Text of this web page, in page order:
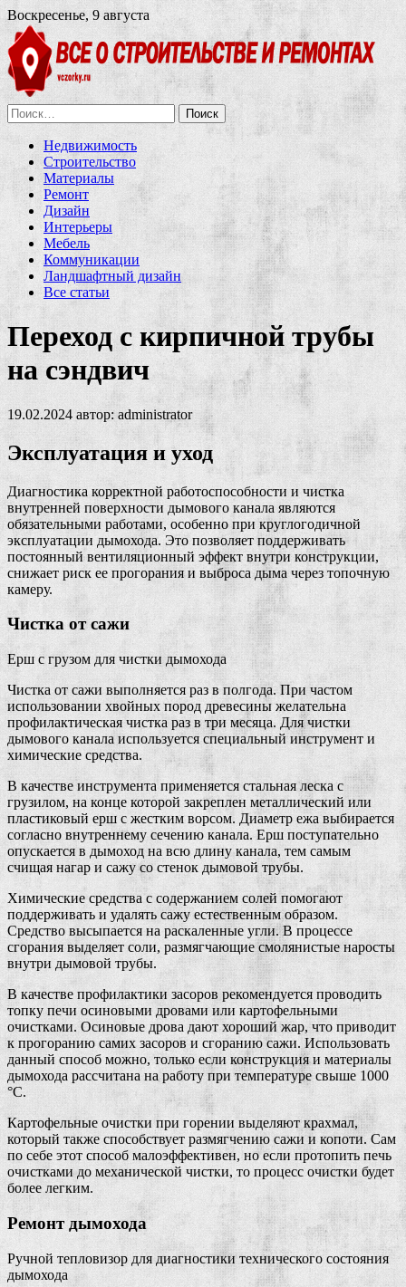
Воскресенье, 9 августа
Найти:
Недвижимость
Строительство
Материалы
Ремонт
Дизайн
Интерьеры
Мебель
Коммуникации
Ландшафтный дизайн
Все статьи
Переход с кирпичной трубы
на сэндвич
19.02.2024 автор:administrator
Эксплуатация и уход
Диагностика корректной работоспособности и чистка
внутренней поверхности дымового канала являются
обязательными работами, особенно при круглогодичной
эксплуатации дымохода. Это позволяет поддерживать
постоянный вентиляционный эффект внутри конструкции,
снижает риск ее прогорания и выброса дыма через топочную
камеру.
Чистка от сажи
Ерш с грузом для чистки дымохода
Чистка от сажи выполняется раз в полгода. При частом
использовании хвойных пород древесины желательна
профилактическая чистка раз в три месяца. Для чистки
дымового канала используется специальный инструмент и
химические средства.
В качестве инструмента применяется стальная леска с
грузилом, на конце которой закреплен металлический или
пластиковый ерш с жестким ворсом. Диаметр ежа выбирается
согласно внутреннему сечению канала. Ерш поступательно
опускается в дымоход на всю длину канала, тем самым
счищая нагар и сажу со стенок дымовой трубы.
Химические средства с содержанием солей помогают
поддерживать и удалять сажу естественным образом.
Средство высыпается на раскаленные угли. В процессе
сгорания выделяет соли, размягчающие смолянистые наросты
внутри дымовой трубы.
В качестве профилактики засоров рекомендуется проводить
топку печи осиновыми дровами или картофельными
очистками. Осиновые дрова дают хороший жар, что приводит
к прогоранию самих засоров и сгоранию сажи. Использовать
данный способ можно, только если конструкция и материалы
дымохода рассчитана на работу при температуре свыше 1000
°C.
Картофельные очистки при горении выделяют крахмал,
который также способствует размягчению сажи и копоти. Сам
по себе этот способ малоэффективен, но если протопить печь
очистками до механической чистки, то процесс очистки будет
более легким.
Ремонт дымохода
Ручной тепловизор для диагностики технического состояния
дымохода